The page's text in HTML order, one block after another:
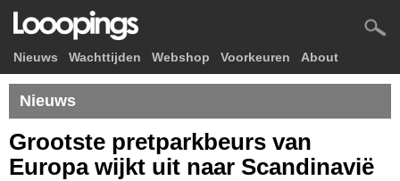
Nieuws Wachttijden Webshop Voorkeuren About
Nieuws
Grootste pretparkbeurs van
Europa wijkt uit naar Scandinavië